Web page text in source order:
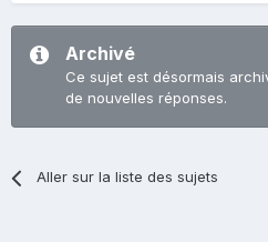
Archivé
Ce sujet est désormais
de nouvelles réponses.
Aller sur la liste des sujets